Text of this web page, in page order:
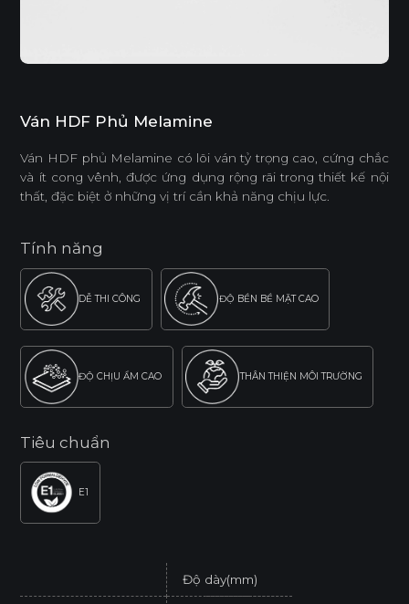
Ván HDF Phủ Melamine
Ván HDF phủ Melamine có lõi ván tỷ trọng cao, cứng chắc
và ít cong vênh, được ứng dụng rộng rãi trong thiết kế nội
thất, đặc biệt ở những vị trí cần khả năng chịu lực.
Tính năng
DỄ THI CÔNG ĐỘ BỀN BỀ MẶT CAO
ĐỘ CHỊU ẨM CAO THÂN THIỆN MÔI TRƯỜNG
Tiêu chuẩn
E1
Độ dày(mm)